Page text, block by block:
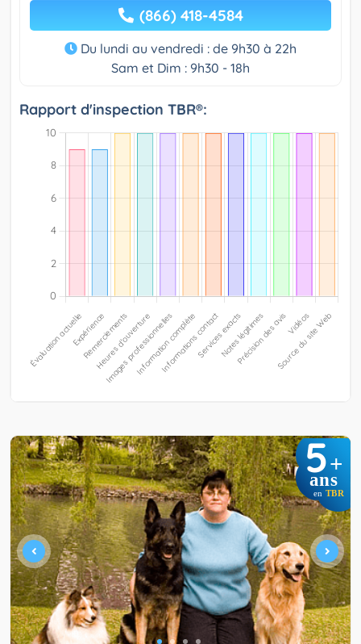
(866) 418-4584
Du lundi au vendredi : de 9h30 à 22h
Sam et Dim : 9h30 - 18h
Rapport d'inspection TBR®:
5+
ans
en TBR